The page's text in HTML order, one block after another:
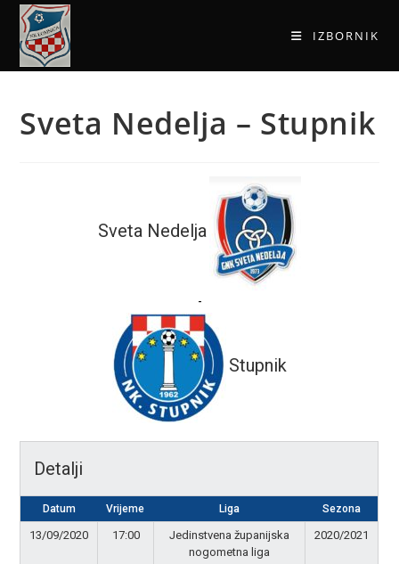
IZBORNIK
Sveta Nedelja – Stupnik
Sveta Nedelja
-
Stupnik
Detalji
Datum Vrijeme Liga Sezona
13/09/2020 17:00
Jedinstvena županijska
nogometna liga
2020/2021